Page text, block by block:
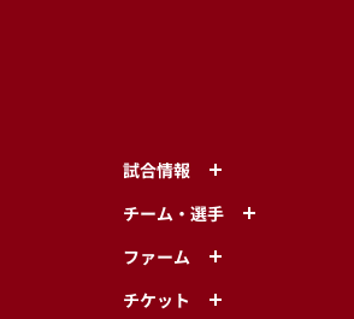
試合情報
チーム・選手
ファーム
チケット